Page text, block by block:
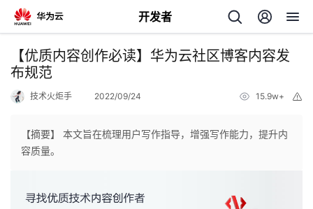
开发者
返
回
人
我
【优质内容创作必读】华为云社区博客内容发
布规范
技术火炬手 2022/09/24 15.9w+
【摘要】 本文旨在梳理用户写作指导，增强写作能力，提升内
容质量。